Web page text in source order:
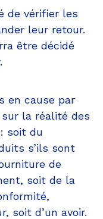
de vérifier les
leur retour.
être décidé
en cause par
sur la réalité des
soit du
s’ils sont
de
soit de la
soit d’un avoir.